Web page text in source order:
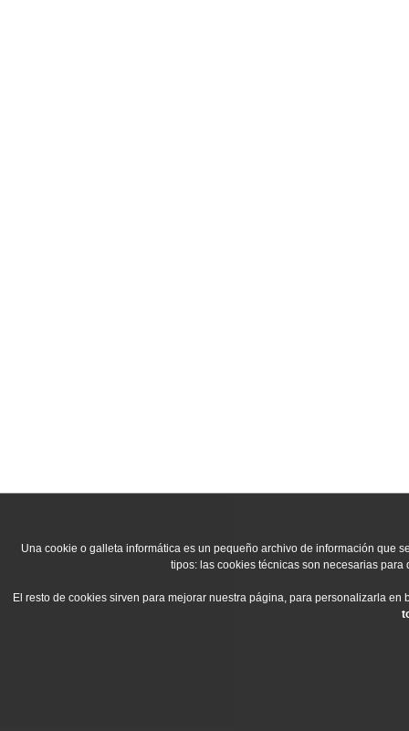
Una cookie o galleta informática es un pequeño archivo de información que
tipos: las cookies técnicas son necesarias
El resto de cookies sirven para mejorar nuestra página, para personalizarla